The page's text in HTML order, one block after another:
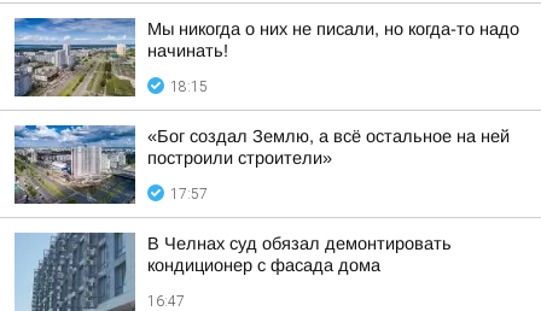
Мы никогда о них не писали, но когда-то надо
начинать!
18:15
«Бог создал Землю, а всё остальное на ней
построили строители»
17:57
В Челнах суд обязал демонтировать
кондиционер с фасада дома
16:47